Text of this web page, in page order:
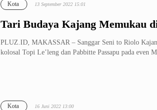
Tari Budaya Kajang Memukau
Kota 13 September 2022 15:01
PLUZ.ID, MAKASSAR – Sanggar Seni to Riolo
kolosal Topi Le’leng dan Pabbitte Passapu pada even
Kota 16 Juni 2022 13:00